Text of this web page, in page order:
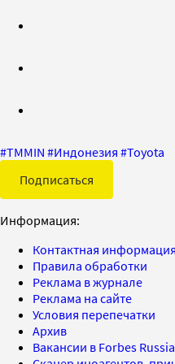
#TMMIN #Индонезия #Toyota
Подписаться
Информация:
Контактная информация
Правила обработки
Реклама в журнале
Реклама на сайте
Условия перепечатки
Архив
Вакансии в Forbes Russia